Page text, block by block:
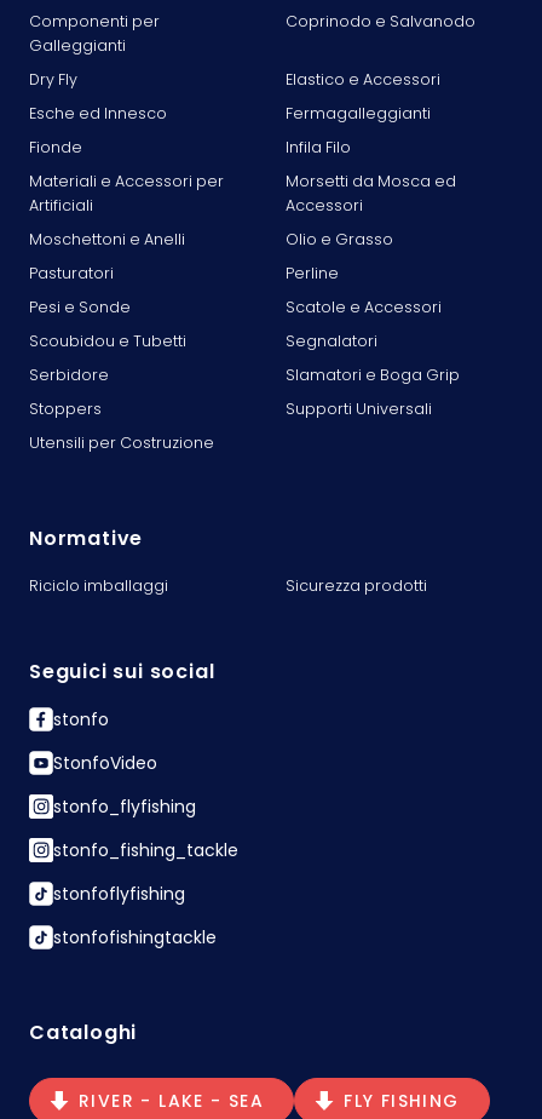
Componenti per
Galleggianti
Coprinodo e Salvanodo
Dry Fly
Elastico e Accessori
Esche ed Innesco
Fermagalleggianti
Fionde
Infila Filo
Materiali e Accessori per
Artificiali
Morsetti da Mosca ed
Accessori
Moschettoni e Anelli
Olio e Grasso
Pasturatori
Perline
Pesi e Sonde
Scatole e Accessori
Scoubidou e Tubetti
Segnalatori
Serbidore
Slamatori e Boga Grip
Stoppers
Supporti Universali
Utensili per Costruzione
Normative
Riciclo imballaggi Sicurezza prodotti
Seguici sui social
stonfo
StonfoVideo
stonfo_flyfishing
stonfo_fishing_tackle
stonfoflyfishing
stonfofishingtackle
Cataloghi
RIVER - LAKE - SEA FLY FISHING